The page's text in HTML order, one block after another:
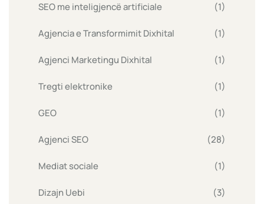
SEO me inteligjencë artificiale (1)
Agjencia e Transformimit Dixhital (1)
Agjenci Marketingu Dixhital (1)
Tregti elektronike (1)
GEO (1)
Agjenci SEO (28)
Mediat sociale (1)
Dizajn Uebi (3)